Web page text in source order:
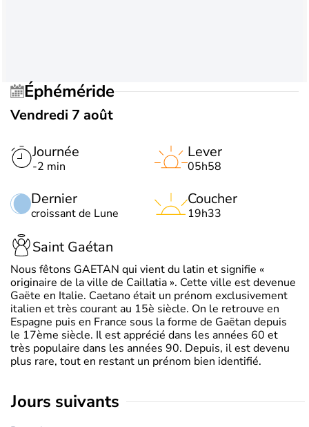
Éphéméride
Vendredi 7 août
Journée
-2 min
Dernier
croissant de Lune
Lever
05h58
Coucher
19h33
Saint Gaétan
Nous fêtons GAETAN qui vient du latin et signifie «
originaire de la ville de Caillatia ». Cette ville est devenue
Gaëte en Italie. Caetano était un prénom exclusivement
italien et très courant au 15è siècle. On le retrouve en
Espagne puis en France sous la forme de Gaëtan depuis
le 17ème siècle. Il est apprécié dans les années 60 et
très populaire dans les années 90. Depuis, il est devenu
plus rare, tout en restant un prénom bien identifié.
jours suivants